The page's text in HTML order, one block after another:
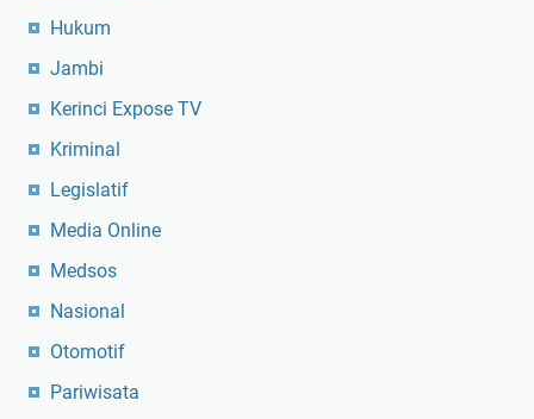
Hukum
Jambi
Kerinci Expose TV
Kriminal
Legislatif
Media Online
Medsos
Nasional
Otomotif
Pariwisata